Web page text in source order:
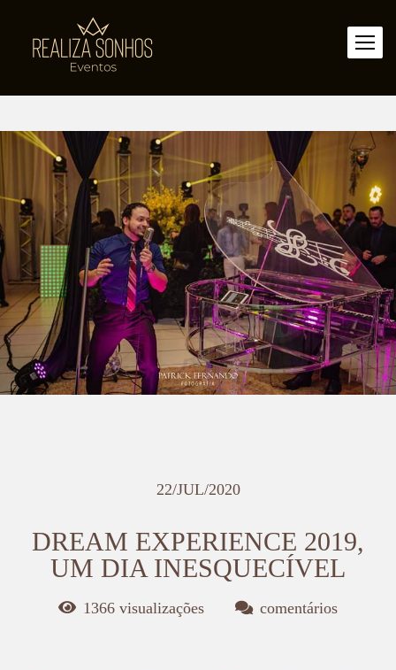
22/JUL/2020
DREAM EXPERIENCE 2019,
UM DIA INESQUECÍVEL
1366 visualizações comentários